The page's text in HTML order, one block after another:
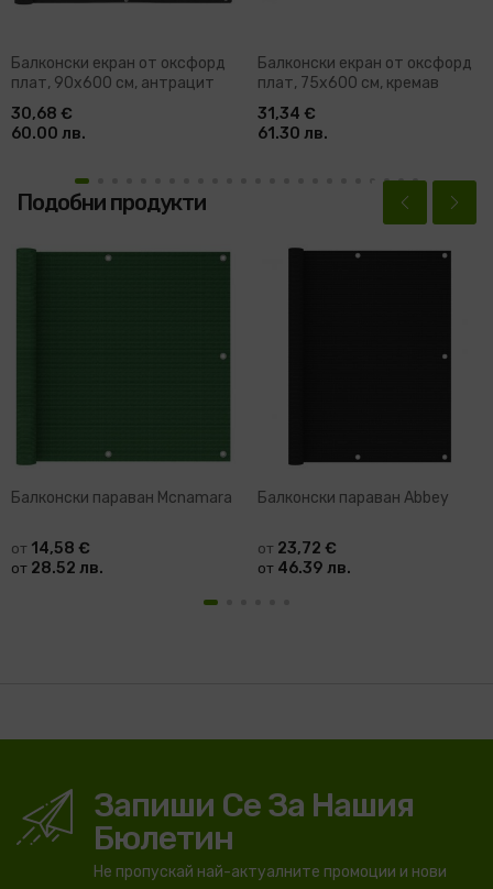
Балконски екран от оксфорд
плат, 90x600 см, антрацит
30,68 €
60.00 лв.
Балконски екран от оксфорд
плат, 75x600 см, кремав
31,34 €
61.30 лв.
Подобни продукти
Балконски параван Mcnamara
от 14,58 €
от 28.52 лв.
Балконски параван Abbey
от 23,72 €
от 46.39 лв.
Запиши Се За Нашия
Бюлетин
Не пропускай най-актуалните промоции и нови